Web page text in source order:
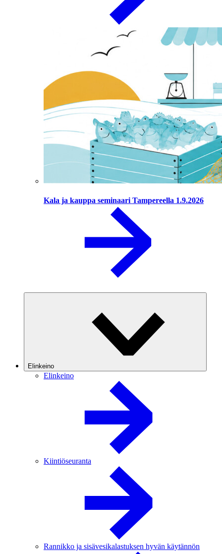
Kala ja kauppa seminaari Tampereella 1.9.2026
Elinkeino
Elinkeino
Kiintiöseuranta
Rannikko ja sisävesikalastuksen hyvän käytännön